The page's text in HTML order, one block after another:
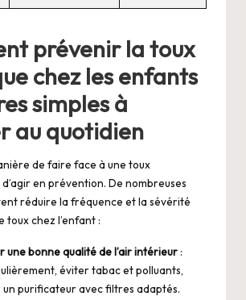
prévenir la toux
chez les enfants
simples à
au quotidien
de faire face à une toux
en prévention. De nombreuses
réduire la fréquence et la sévérité
toux chez l’enfant :
une bonne qualité de l’air intérieur:
éviter tabac et polluants,
purificateur avec filtres adaptés.